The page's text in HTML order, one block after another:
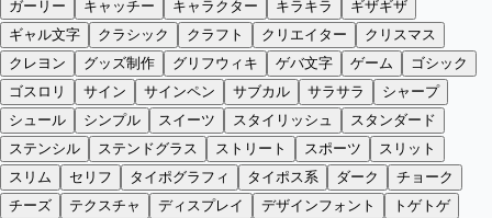
ガーリー
キャッチー キャラクター キラキラ
ギザギザ
ギャル文字
クラシック クラフト クリエイター
クリスマス
クレヨン
グッズ制作 グリフウィキ ゲバ文字 ゲーム
ゴシック
ゴスロリ
サイン サインペン サブカル サラサラ
シャープ
シュール
シンプル スイーツ スタイリッシュ
スタンダード
ステンシル
ステンドグラス ストリート スポーツ
スリット
スリム
セリフ タイポグラフィ タイポス系 ダーク
チョーク
チーズ
テクスチャ ディスプレイ デザインフォント
トゲトゲ